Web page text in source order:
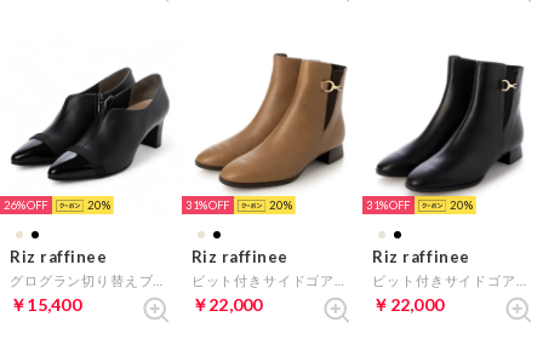
26% 20
Riz raffinee
￥15,400
31% 20
Riz raffinee
￥22,000
31% 20
Riz raffinee
￥22,000